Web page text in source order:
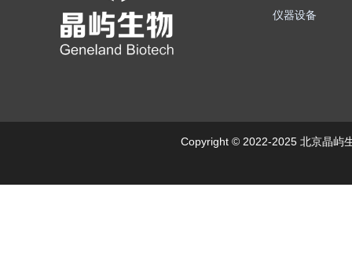
仪器设备
Copyright © 2022-2025 北京晶屿